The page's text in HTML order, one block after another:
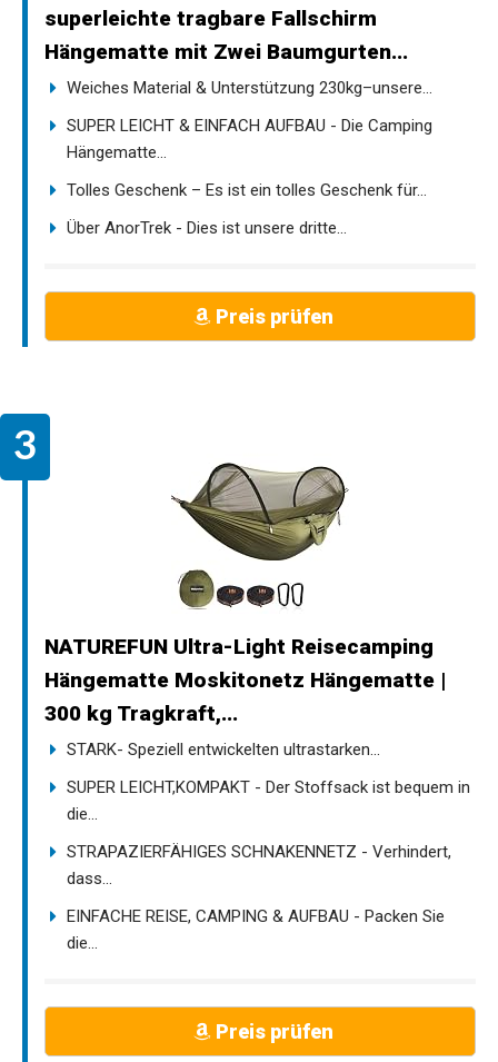
superleichte tragbare Fallschirm
Hängematte mit Zwei Baumgurten...
Weiches Material & Unterstützung 230kg–unsere...
SUPER LEICHT & EINFACH AUFBAU - Die Camping
Hängematte...
Tolles Geschenk – Es ist ein tolles Geschenk für...
Über AnorTrek - Dies ist unsere dritte...
Preis prüfen
NATUREFUN Ultra-Light Reisecamping
Hängematte Moskitonetz Hängematte |
300 kg Tragkraft,...
STARK- Speziell entwickelten ultrastarken...
SUPER LEICHT,KOMPAKT - Der Stoffsack ist bequem in
die...
STRAPAZIERFÄHIGES SCHNAKENNETZ - Verhindert,
dass...
EINFACHE REISE, CAMPING & AUFBAU - Packen Sie
die...
Preis prüfen